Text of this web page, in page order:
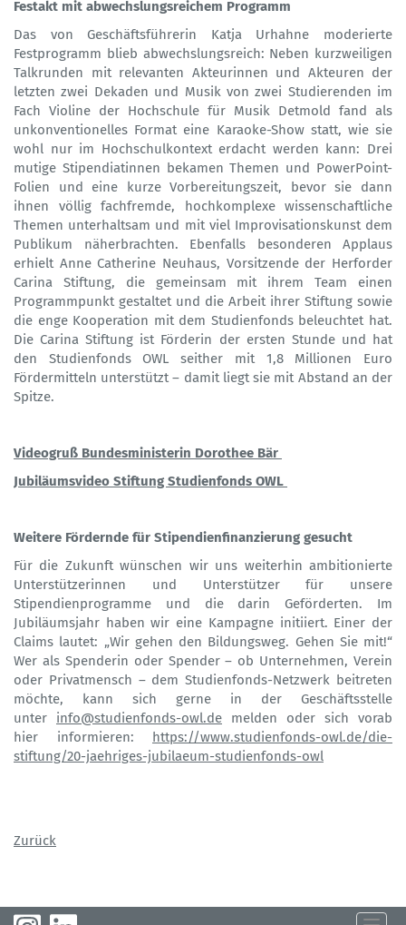
Festakt mit abwechslungsreichem Programm
Das von Geschäftsführerin Katja Urhahne moderierte
Festprogramm blieb abwechslungsreich: Neben kurzweiligen
Talkrunden mit relevanten Akteurinnen und Akteuren der
letzten zwei Dekaden und Musik von zwei Studierenden im
Fach Violine der Hochschule für Musik Detmold fand als
unkonventionelles Format eine Karaoke-Show statt, wie sie
wohl nur im Hochschulkontext erdacht werden kann: Drei
mutige Stipendiatinnen bekamen Themen und PowerPoint-
Folien und eine kurze Vorbereitungszeit, bevor sie dann
ihnen völlig fachfremde, hochkomplexe wissenschaftliche
Themen unterhaltsam und mit viel Improvisationskunst dem
Publikum näherbrachten. Ebenfalls besonderen Applaus
erhielt Anne Catherine Neuhaus, Vorsitzende der Herforder
Carina Stiftung, die gemeinsam mit ihrem Team einen
Programmpunkt gestaltet und die Arbeit ihrer Stiftung sowie
die enge Kooperation mit dem Studienfonds beleuchtet hat.
Die Carina Stiftung ist Förderin der ersten Stunde und hat
den Studienfonds OWL seither mit 1,8 Millionen Euro
Fördermitteln unterstützt – damit liegt sie mit Abstand an der
Spitze.
Videogruß Bundesministerin Dorothee Bär
Jubiläumsvideo Stiftung Studienfonds OWL
Weitere Fördernde für Stipendienfinanzierung gesucht
Für die Zukunft wünschen wir uns weiterhin ambitionierte
Unterstützerinnen und Unterstützer für unsere
Stipendienprogramme und die darin Geförderten. Im
Jubiläumsjahr haben wir eine Kampagne initiiert. Einer der
Claims lautet: „Wir gehen den Bildungsweg. Gehen Sie mit!“
Wer als Spenderin oder Spender – ob Unternehmen, Verein
oder Privatmensch – dem Studienfonds-Netzwerk beitreten
möchte, kann sich gerne in der Geschäftsstelle
unter info@studienfonds-owl.de melden oder sich vorab
hier informieren: https://www.studienfonds-owl.de/die-
stiftung/20-jaehriges-jubilaeum-studienfonds-owl
Zurück